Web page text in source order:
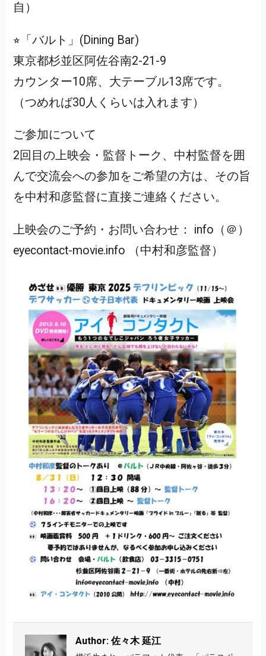
自）
⭐︎「バルト」(Dining Bar)
東京都杉並区阿佐谷南2-21-9
カウンター10席、大テーブル13席です。
（つめれば30人くらいは入れます）
ご参加について
2回目の上映会・監督トーク、中村監督を囲
んで交流会への参加をご希望の方は、その旨
を中村和彦監督に直接ご連絡ください。
上映会のご予約・お問い合わせ： info（＠）
eyecontact-movie.info （中村和彦監督）
Author: 佐々木 延江